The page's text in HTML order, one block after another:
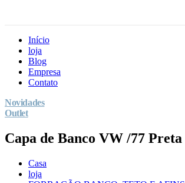
Início
loja
Blog
Empresa
Contato
Novidades
Outlet
Capa de Banco VW /77 Preta
Casa
loja